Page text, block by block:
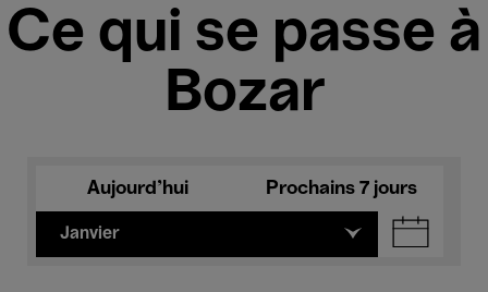
Ce qui se passe à
Bozar
Aujourd'hui Prochains 7 jours
Janvier